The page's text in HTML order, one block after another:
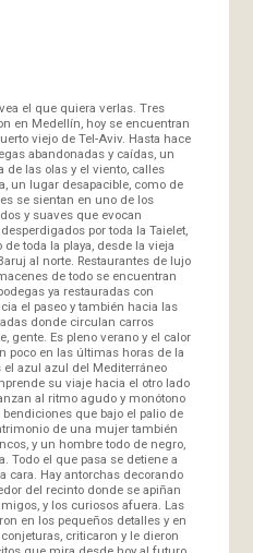
el que quiera verlas. Tres
en Medellín, hoy se encuentran
viejo de Tel-Aviv. Hasta hace
abandonadas y caídas, un
de las olas y el viento, calles
un lugar desapacible, como de
se sientan en uno de los
y suaves que evocan
por toda la Taielet,
toda la playa, desde la vieja
al norte. Restaurantes de lujo
de todo se encuentran
ya restauradas con
el paseo y también hacia las
donde circulan carros
gente. Es pleno verano y el calor
poco en las últimas horas de la
azul azul del Mediterráneo
su viaje hacia el otro lado
al ritmo agudo y monótono
que bajo el palio de
de una mujer también
y un hombre todo de negro,
Todo el que pasa se detiene a
cara. Hay antorchas decorando
del recinto donde se apiñan
y los curiosos afuera. Las
en los pequeños detalles y en
criticaron y le dieron